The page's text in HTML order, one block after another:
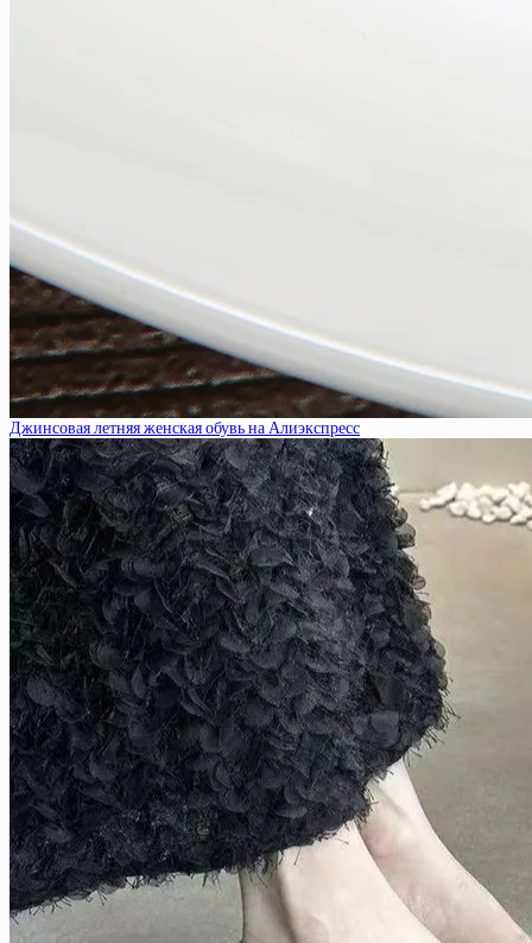
Джинсовая летняя женская обувь на Алиэкспресс